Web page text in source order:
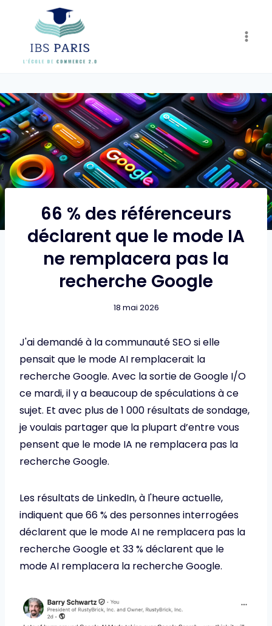
content
66 % des référenceurs
déclarent que le mode IA
ne remplacera pas la
recherche Google
18 mai 2026
J'ai demandé à la communauté SEO si elle
pensait que le mode AI remplacerait la
recherche Google. Avec la sortie de Google I/O
ce mardi, il y a beaucoup de spéculations à ce
sujet. Et avec plus de 1 000 résultats de sondage,
je voulais partager que la plupart d’entre vous
pensent que le mode IA ne remplacera pas la
recherche Google.
Les résultats de LinkedIn, à l'heure actuelle,
indiquent que 66 % des personnes interrogées
déclarent que le mode AI ne remplacera pas la
recherche Google et 33 % déclarent que le
mode AI remplacera la recherche Google.